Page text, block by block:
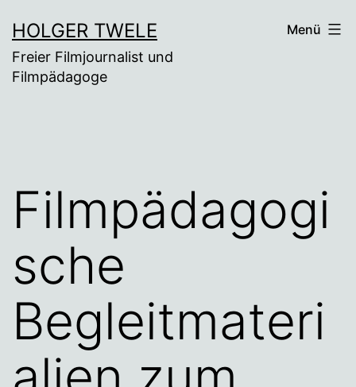
Inhalt
springen
HOLGER TWELE
Freier Filmjournalist und
Filmpädagoge
Menü
Filmpädagogi
sche
Begleitmateri